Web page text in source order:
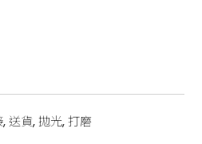
送貨, 拋光, 打磨